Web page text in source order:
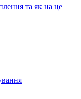
та як на це